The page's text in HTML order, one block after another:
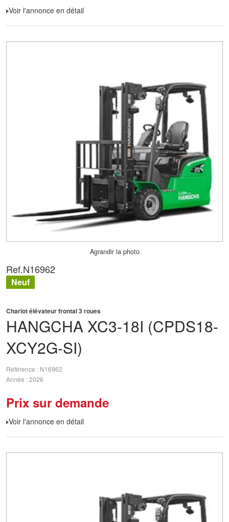
Voir l'annonce en détail
Agrandir la photo
HANGCHA XC3-18I (CPDS18-
XCY2G-SI)
Chariot élévateur frontal 3 roues
Référence
N16962
Année 2026
Prix sur demande
Voir l'annonce en détail
Ref.N16962
Neuf